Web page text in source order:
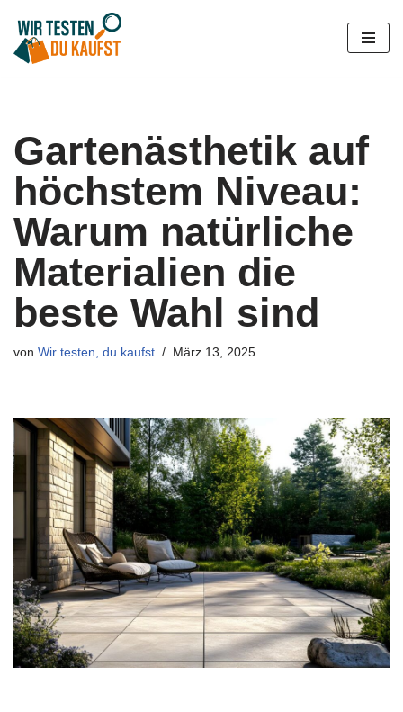
Zum
Gartenästhetik auf
höchstem Niveau:
Warum natürliche
Materialien die
beste Wahl sind
von Wir testen, du kaufst März 13, 2025